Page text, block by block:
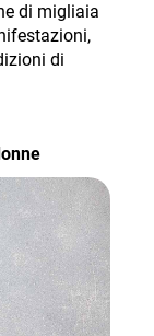
di migliaia
di